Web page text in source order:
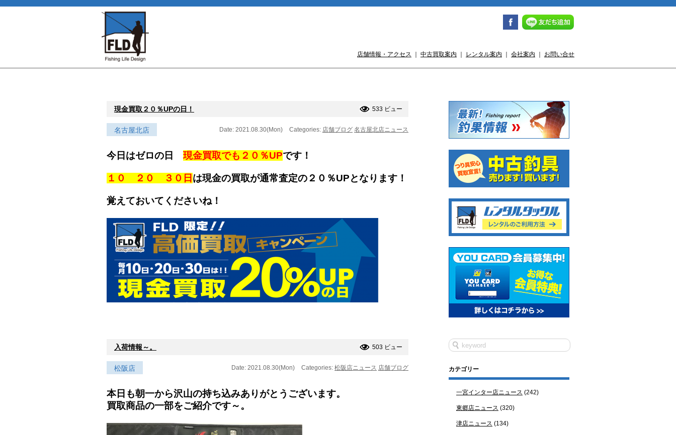
店舗情報・アクセス 中古買取案内 レンタル案内 会社案内 お問い合せ
現金買取２０％UPの日！ 533 ビュー
名古屋北店 Date: 2021.08.30(Mon) Categories: 店舗ブログ 名古屋北店ニュース
今日はゼロの日 現金買取でも２０％UPです！
１０ ２０ ３０日 は現金の買取が通常査定の２０％UPとなります！
覚えておいてくださいね！
入荷情報～。 503 ビュー
松阪店 Date: 2021.08.30(Mon) Categories: 松阪店ニュース 店舗ブログ
本日も朝一から沢山の持ち込みありがとうございます。
買取商品の一部をご紹介です～。
カテゴリー
一宮インター店ニュース (242)
東郷店ニュース (320)
津店ニュース (134)